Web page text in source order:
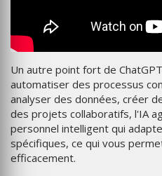
Un autre point fort de
automatiser des processus
analyser des données, créer
des projets collaboratifs, l'IA
personnel intelligent qui
spécifiques, ce qui vous
efficacement.